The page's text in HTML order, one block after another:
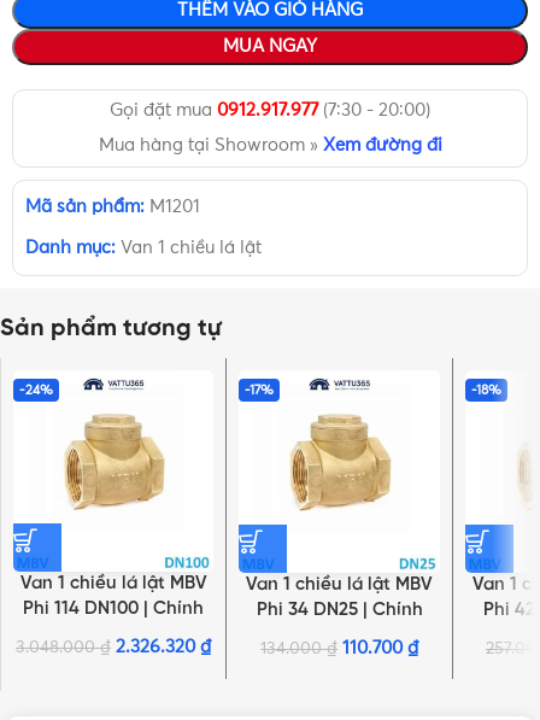
THÊM VÀO GIỎ HÀNG
MUA NGAY
Gọi đặt mua 0912.917.977(7:30 - 20:00)
Mua hàng tại Showroom » Xem đường đi
Mã sản phẩm: M1201
Danh mục: Van 1 chiều lá lật
Sản phẩm tương tự
-24%
Van 1 chiều lá lật MBV
Phi 114 DN100 | Chính
hãng Minh Hòa
3.048.000₫ 2.326.320₫
-17%
Van 1 chiều lá lật MBV
Phi 34 DN25 | Chính
hãng Minh Hòa
134.000₫ 110.700₫
-18%
Van 1
Phi
NHẤN ĐỂ XEM TIẾP (THU GỌN)